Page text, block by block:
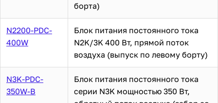
борта)
N2200-PDC-
400W
Блок питания постоянного тока
N2K/3K 400 Вт, прямой поток
воздуха (выпуск по левому борту)
N3K-PDC-
350W-B
Блок питания постоянного тока
серии N3K мощностью 350 Вт,